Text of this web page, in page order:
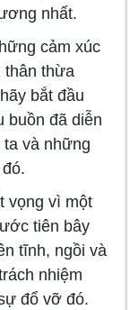
nhất.
cảm xúc
thân thừa
bắt đầu
buồn đã diễn
ta và những
vọng vì một
tiên bây
tĩnh, ngồi và
nhiệm
đổ vỡ đó.